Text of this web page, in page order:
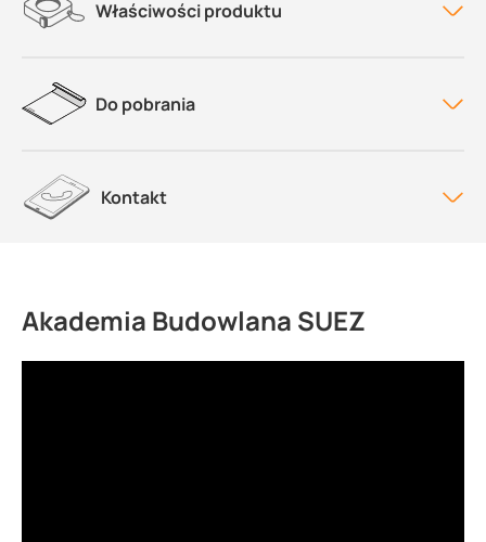
Właściwości produktu
Do pobrania
Kontakt
Akademia Budowlana SUEZ